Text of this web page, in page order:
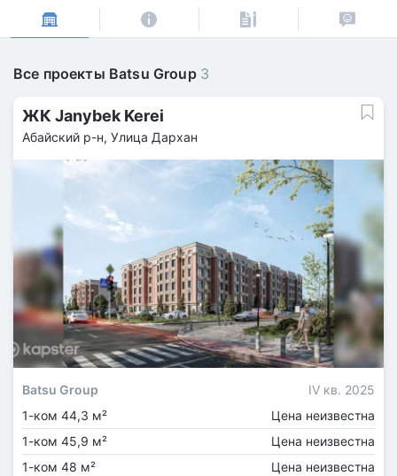
Все проекты Batsu Group 3
ЖК Janybek Kerei
Абайский р-н, ​Улица Дархан
Batsu Group
IV кв. 2025
1-ком 44,3 м²
Цена неизвестна
1-ком 45,9 м²
Цена неизвестна
1-ком 48 м²
Цена неизвестна